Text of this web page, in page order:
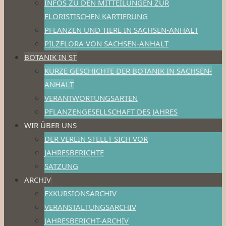
INFOS ZU DEN MITTEILUNGEN ZUR
FLORISTISCHEN KARTIERUNG
PFLANZEN UND TIERE IN SACHSEN-ANHALT
PILZFLORA VON SACHSEN-ANHALT
BOTANIK IN ST
KURZE GESCHICHTE DER BOTANIK IN SACHSEN-
ANHALT
VERANTWORTUNGSARTEN
PFLANZENGESELLSCHAFT DES JAHRES
WIR ÜBER UNS
DER VEREIN STELLT SICH VOR
JAHRESBERICHTE
SATZUNG
ARCHIV
EXKURSIONSARCHIV
VERANSTALTUNGSARCHIV
JAHRESBERICHT-ARCHIV